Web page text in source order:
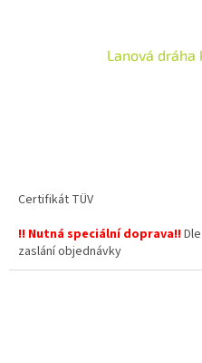
Lanová dráha
Certifikát TÜV
!! Nutná speciální doprava!!
zaslání objednávky